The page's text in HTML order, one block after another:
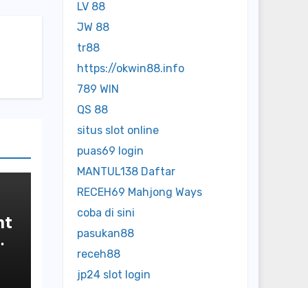
LV 88
JW 88
tr88
https://okwin88.info
789 WIN
QS 88
situs slot online
puas69 login
MANTUL138 Daftar
RECEH69 Mahjong Ways
coba di sini
pasukan88
receh88
jp24 slot login